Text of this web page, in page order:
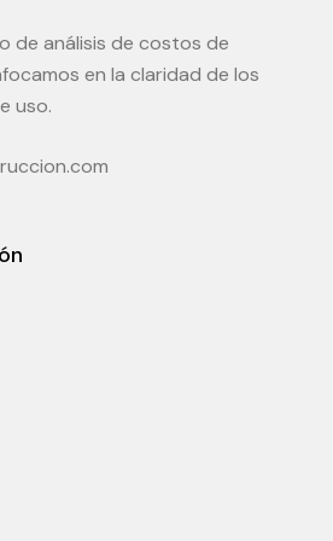
de análisis de costos de
en la claridad de los
uso.